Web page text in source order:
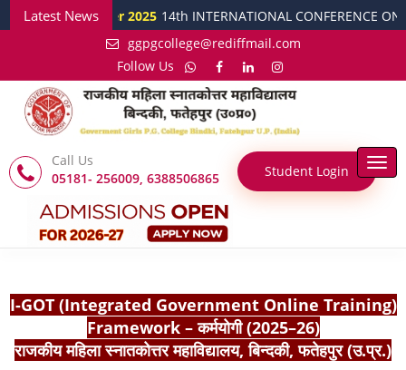
Latest News
15 October 2025 14th INTERNATIONAL CONFERENCE ON
ggpgcollege@rediffmail.com
Follow Us
Call Us
05181- 256009, 6388506865
Student Login
I-GOT (Integrated Government Online Training)
Framework – कर्मयोगी (2025–26)
राजकीय महिला स्नातकोत्तर महाविद्यालय, बिन्दकी, फतेहपुर (उ.प्र.)